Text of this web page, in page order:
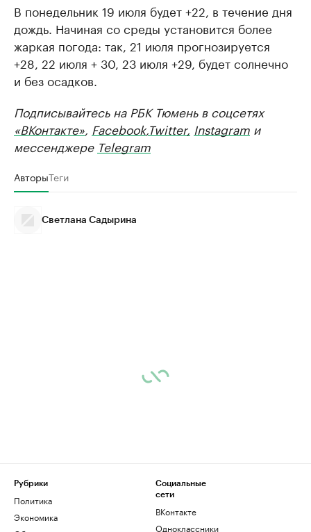
В понедельник 19 июля будет +22, в течение дня
дождь. Начиная со среды установится более
жаркая погода: так, 21 июля прогнозируется
+28, 22 июля + 30, 23 июля +29, будет солнечно
и без осадков.
Подписывайтесь на РБК Тюмень в соцсетях
«ВКонтакте» Facebook,Twitter, Instagram и
мессенджере Telegram
АвторыТеги
Светлана Садырина
Рубрики
Политика
Экономика
Социальные
сети
ВКонтакте
Одноклассники